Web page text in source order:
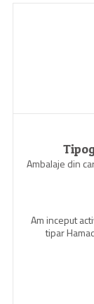
Ambalaje din
Am inceput
tipar